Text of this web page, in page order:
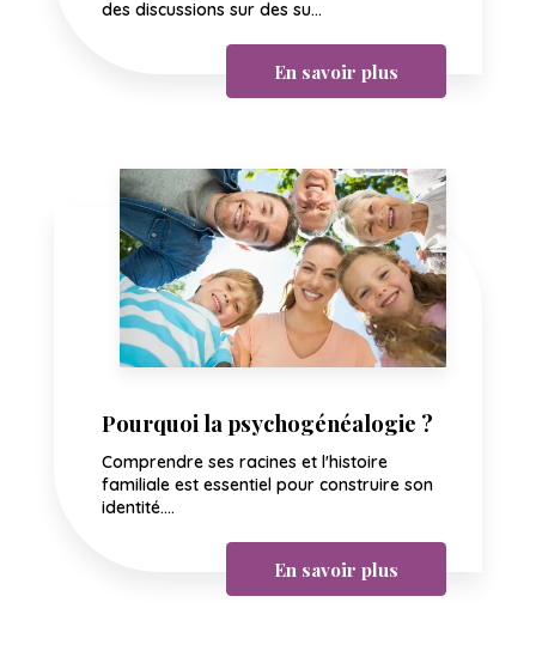
des discussions sur des su...
En savoir plus
Pourquoi la psychogénéalogie ?
Comprendre ses racines et l'histoire
familiale est essentiel pour construire son
identité....
En savoir plus